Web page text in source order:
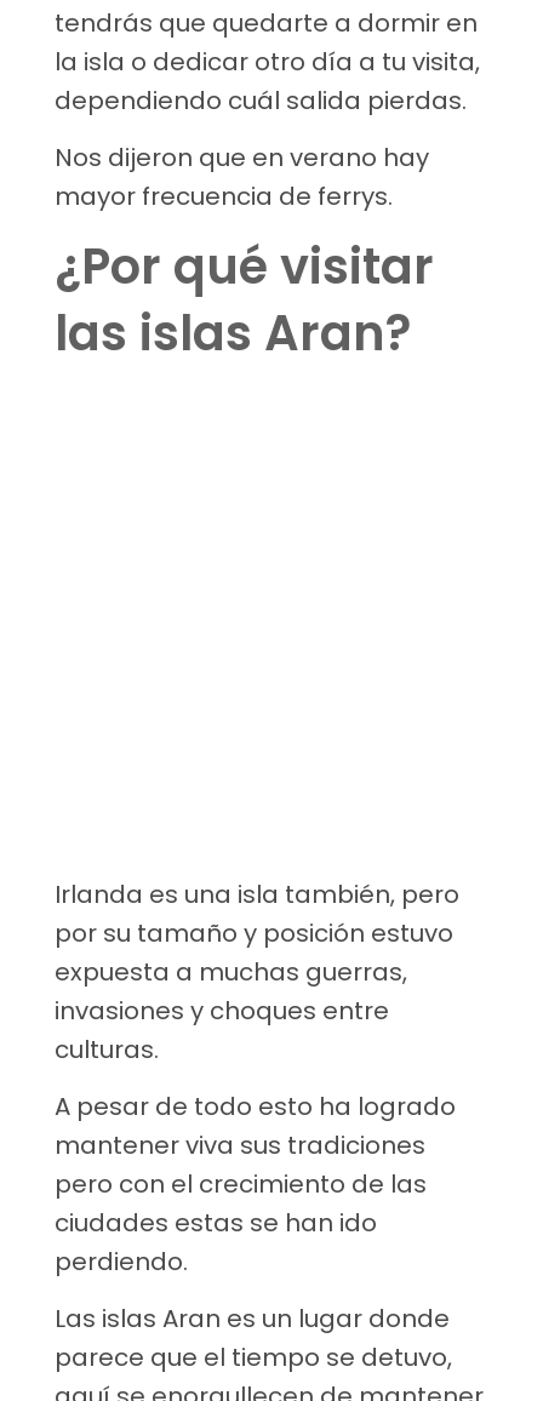
tendrás que quedarte a dormir en
la isla o dedicar otro día a tu visita,
dependiendo cuál salida pierdas.
Nos dijeron que en verano hay
mayor frecuencia de ferrys.
¿Por qué visitar
las islas Aran?
Irlanda es una isla también, pero
por su tamaño y posición estuvo
expuesta a muchas guerras,
invasiones y choques entre
culturas.
A pesar de todo esto ha logrado
mantener viva sus tradiciones
pero con el crecimiento de las
ciudades estas se han ido
perdiendo.
Las islas Aran es un lugar donde
parece que el tiempo se detuvo,